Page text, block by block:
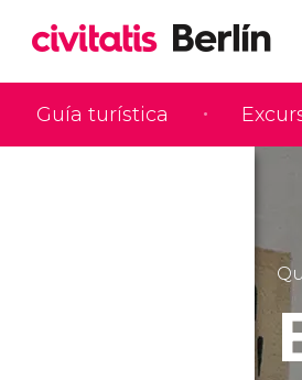
Guía turística